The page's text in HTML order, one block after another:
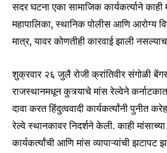
सदर घटना एका सामाजिक कार्यकर्त्याने काही
महापालिका, स्थानिक पोलीस आणि आरोग्य
मात्र, यावर कोणतीही कारवाई झाली
शुक्रवार २६ जुलै रोजी क्रांतिवीर संगोळी
राजस्थानमधून कुत्र्याचे मांस रेल्वेने
दावा करत हिंदुत्ववादी कार्यकर्त्यांनी पुनीत
रेल्वे स्थानकावर निदर्शने केली. काही
कार्यकर्त्यांची आणि मांस व्यापाऱ्यांची